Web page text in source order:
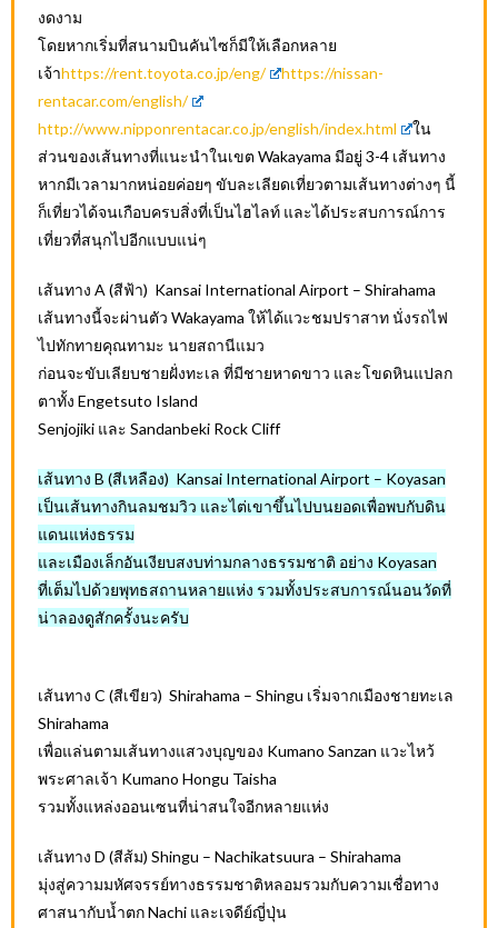
งดงาม
โดยหากเริ่มที่สนามบินคันไซก็มีให้เลือกหลาย
เจ้าhttps://rent.toyota.co.jp/eng/
https://nissan-
rentacar.com/english/
http://www.nipponrentacar.co.jp/english/index.html
ใน
ส่วนของเส้นทางที่แนะนำในเขต Wakayama มีอยู่ 3-4 เส้นทาง
หากมีเวลามากหน่อยค่อยๆ ขับละเลียดเที่ยวตามเส้นทางต่างๆ นี้
ก็เที่ยวได้จนเกือบครบสิ่งที่เป็นไฮไลท์ และได้ประสบการณ์การ
เที่ยวที่สนุกไปอีกแบบแน่ๆ
เส้นทาง A (สีฟ้า) Kansai International Airport – Shirahama
เส้นทางนี้จะผ่านตัว Wakayama ให้ได้แวะชมปราสาท นั่งรถไฟ
ไปทักทายคุณทามะ นายสถานีแมว
ก่อนจะขับเลียบชายฝั่งทะเล ที่มีชายหาดขาว และโขดหินแปลก
ตาทั้ง Engetsuto Island
Senjojiki และ Sandanbeki Rock Cliff
เส้นทาง B (สีเหลือง) Kansai International Airport – Koyasan
เป็นเส้นทางกินลมชมวิว และไต่เขาขึ้นไปบนยอดเพื่อพบกับดิน
แดนแห่งธรรม
และเมืองเล็กอันเงียบสงบท่ามกลางธรรมชาติ อย่าง Koyasan
ที่เต็มไปด้วยพุทธสถานหลายแห่ง รวมทั้งประสบการณ์นอนวัดที่
น่าลองดูสักครั้งนะครับ
เส้นทาง C (สีเขียว) Shirahama – Shingu เริ่มจากเมืองชายทะเล
Shirahama
เพื่อแล่นตามเส้นทางแสวงบุญของ Kumano Sanzan แวะไหว้
พระศาลเจ้า Kumano Hongu Taisha
รวมทั้งแหล่งออนเซนที่น่าสนใจอีกหลายแห่ง
เส้นทาง D (สีส้ม) Shingu – Nachikatsuura – Shirahama
มุ่งสู่ความมหัศจรรย์ทางธรรมชาติหลอมรวมกับความเชื่อทาง
ศาสนากับน้ำตก Nachi และเจดีย์ญี่ปุ่น